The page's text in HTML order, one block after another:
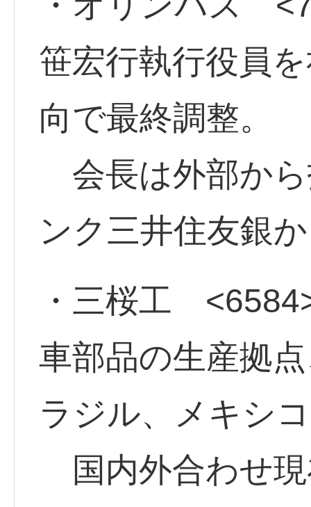
笹宏行執行役員
向で最終調整。
会長は外部か
ンク三井住友銀
・三桜工
車部品の生産拠
ラジル、メキシ
国内外合わせ